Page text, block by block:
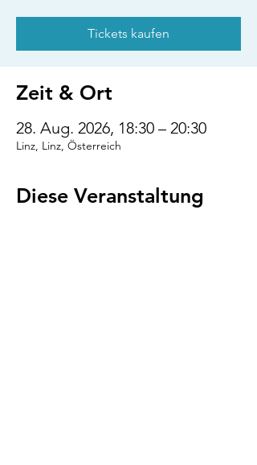
Tickets kaufen
Zeit & Ort
28. Aug. 2026, 18:30 – 20:30
Linz, Linz, Österreich
Diese Veranstaltung